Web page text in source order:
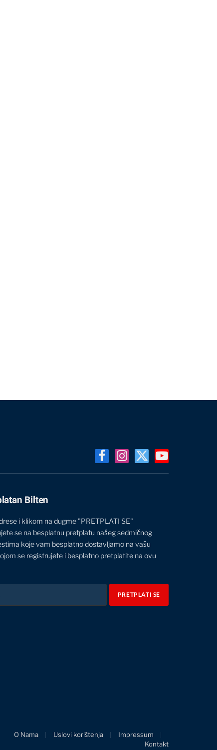
FacebookInstagram
X
YouTube
Bilten
i klikom na dugme "PRETPLATI SE"
se na besplatnu pretplatu našeg sedmičnog
koje vam besplatno dostavljamo na vašu
se registrujete i besplatno pretplatite na ovu
O Nama Uslovi korištenja
Impressum
Kontakt